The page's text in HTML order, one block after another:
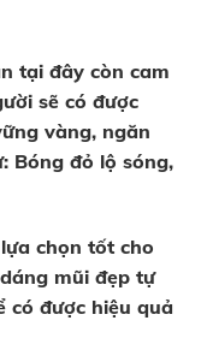
tại đây còn cam
sẽ có được
vàng, ngăn
Bóng đỏ lộ sóng,
chọn tốt cho
mũi đẹp tự
có được hiệu quả